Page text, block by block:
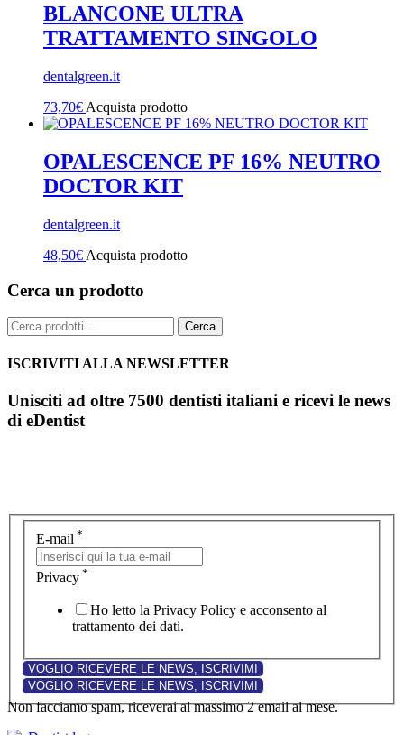
BLANCONE ULTRA
TRATTAMENTO SINGOLO
dentalgreen.it
73,70€ Acquista prodotto
OPALESCENCE PF 16% NEUTRO
DOCTOR KIT
dentalgreen.it
48,50€ Acquista prodotto
Cerca un prodotto
Cerca: Cerca
ISCRIVITI ALLA NEWSLETTER
Unisciti ad oltre 7500 dentisti italiani e ricevi le news
di eDentist
E-mail *
Privacy *
Ho letto la Privacy Policy e acconsento al
trattamento dei dati.
Non facciamo spam, riceverai al massimo 2 email al mese.